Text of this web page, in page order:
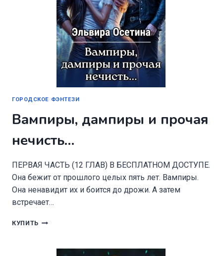
ГОРОДСКОЕ ФЭНТЕЗИ
Вампиры, дампиры и прочая
нечисть…
ПЕРВАЯ ЧАСТЬ (12 ГЛАВ) В БЕСПЛАТНОМ ДОСТУПЕ.
Она бежит от прошлого целых пять лет. Вампиры.
Она ненавидит их и боится до дрожи. А затем
встречает…
КУПИТЬ ВАМПИРЫ,
ПРОЧАЯ